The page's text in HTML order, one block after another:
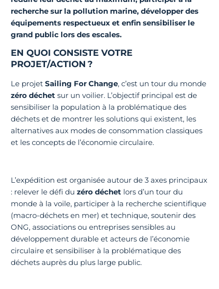
recherche sur la pollution marine, développer des
équipements respectueux et enfin sensibiliser le
grand public lors des escales.
EN QUOI CONSISTE VOTRE
PROJET/ACTION ?
Le projetSailing For Change, c’est un tour du monde
zéro déchet sur un voilier. L’objectif principal est de
sensibiliser la population à la problématique des
déchets et de montrer les solutions qui existent, les
alternatives aux modes de consommation classiques
et les concepts de l’économie circulaire.
L’expédition est organisée autour de 3 axes principaux
: relever le défi duzéro déchet lors d’un tour du
monde à la voile, participer à la recherche scientifique
(macro-déchets en mer) et technique, soutenir des
ONG, associations ou entreprises sensibles au
développement durable et acteurs de l’économie
circulaire et sensibiliser à la problématique des
déchets auprès du plus large public.